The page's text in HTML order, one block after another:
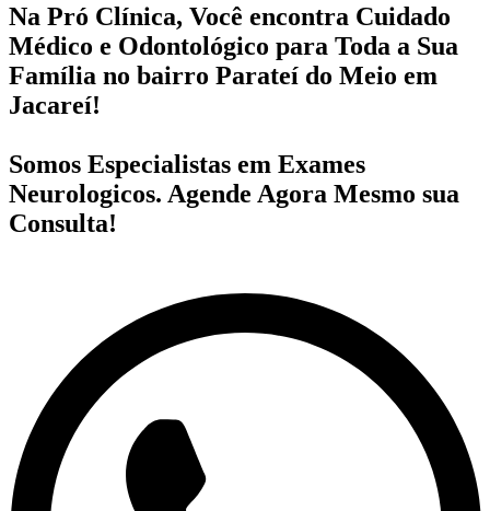
Na Pró Clínica, Você encontra Cuidado
Médico e Odontológico para Toda a Sua
Família no bairro Parateí do Meio em
Jacareí!
Somos Especialistas em Exames
Neurologicos. Agende Agora Mesmo sua
Consulta!